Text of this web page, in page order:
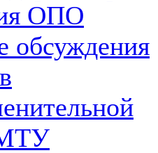
ОПО
обсуждения